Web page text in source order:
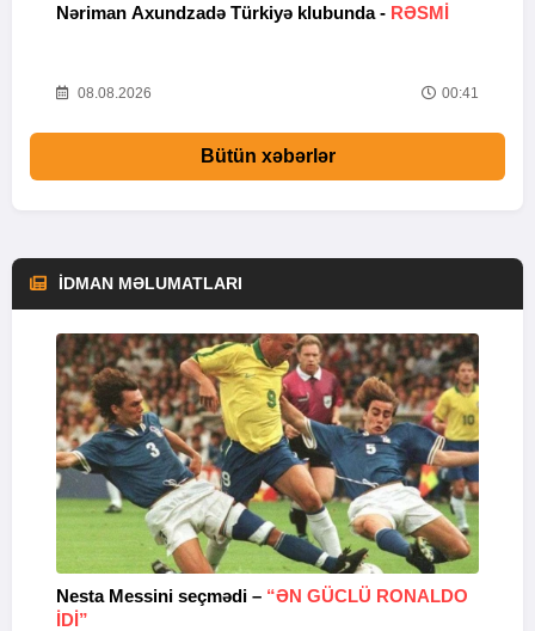
Nəriman Axundzadə Türkiyə klubunda - RƏSMİ
08.08.2026 00:41
Bütün xəbərlər
İDMAN MƏLUMATLARI
Nesta Messini seçmədi – “ƏN GÜCLÜ RONALDO
IDI”